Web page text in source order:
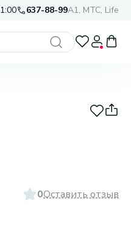
637-88-99A1, МТС, Life
0Оставить отзыв